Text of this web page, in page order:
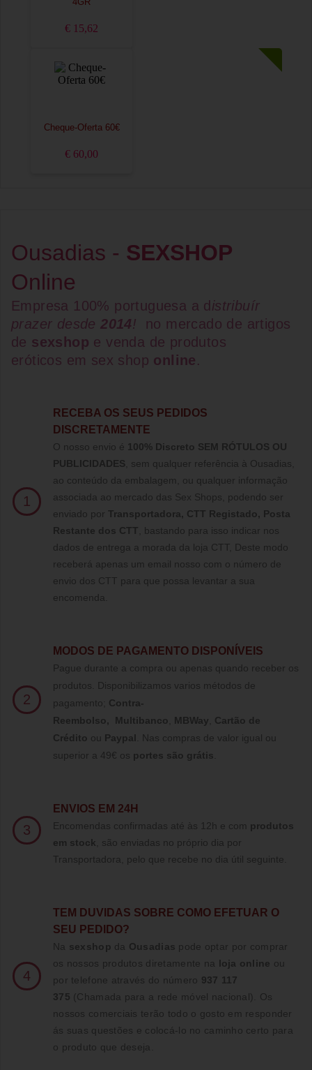
4GR
€ 15,62
Cheque-Oferta 60€
€ 60,00
Ousadias - SEXSHOP
Online
Empresa 100% portuguesa a d istribuír
prazer desde2014!
no mercado de artigos
de sexshop e venda de produtos
eróticos em sex shop online.
1
RECEBA OS SEUS PEDIDOS
DISCRETAMENTE
O nosso envio é 100% Discreto SEM RÓTULOS OU
PUBLICIDADES , sem qualquer referência à Ousadias,
ao conteúdo da embalagem, ou qualquer informação
associada ao mercado das Sex Shops, podendo ser
enviado por Transportadora, CTT Registado, Posta
Restante dos CTT , bastando para isso indicar nos
dados de entrega a morada da loja CTT, Deste modo
receberá apenas um email nosso com o número de
envio dos CTT para que possa levantar a sua
encomenda.
2
MODOS DE PAGAMENTO DISPONÍVEIS
Pague durante a compra ou apenas quando receber os
produtos. Disponibilizamos varios métodos de
pagamento; Contra-
Reembolso, Multibanco MBWay
Cartão de
Crédito ou Paypal
Nas compras de valor igual ou
superior a 49€ os portes são grátis
3
ENVIOS EM 24H
Encomendas confirmadas até às 12h e com produtos
em stock , são enviadas no próprio dia por
Transportadora, pelo que recebe no dia útil seguinte.
4
TE M DUVIDAS SOBRE COMO EFETUAR O
SEU PEDIDO?
Na sexshop da Ousadias pode optar por comprar
os nossos produtos diretamente na loja online ou
por telefone através do número 937 117
375 (Chamada para a rede móvel nacional)
. Os
nossos comerciais terão todo o gosto em responder
ás suas questões e colocá-lo no caminho certo para
o produto que deseja.